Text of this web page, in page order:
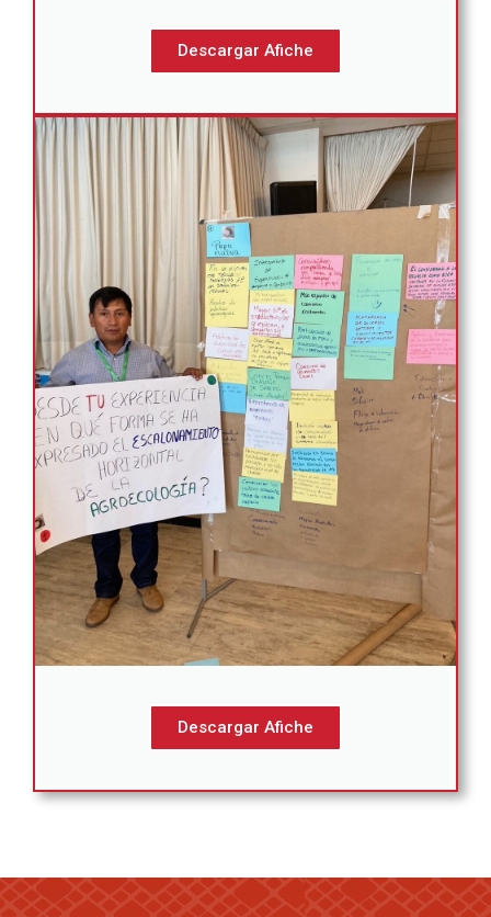
Descargar Afiche
Descargar Afiche